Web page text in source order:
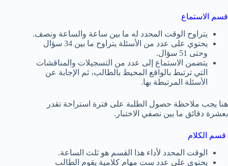
قسم الاستماع
يتراوح الوقت المحدد له ما بين ساعة والساعة ونصف.
يحتوي على عدد من الأسئلة يتراوح ما بين 34 سؤال
وحتى 51 سؤال.
يتضمن الاستماع إلى عدد من التسجيلات والمناقشات
التي ترتبط بالواقع المحيط بالطالب، ثم الإجابة عن
الأسئلة المرتبطة بها.
هنا يجب ملاحظة حصول الطلبة على فترة استراحة تقدر
بعشرة دقائق ما بين نصفي الاختبار.
قسم الكلام
الوقت المحدد لأداء هذا القسم هو ثلث الساعة.
يحتوي على عدد ست مهام كلامية يقوم الطالب